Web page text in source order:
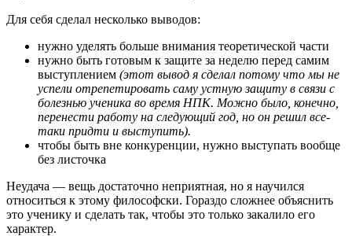
Для себя сделал несколько выводов:
нужно уделять больше внимания теоретической части
нужно быть готовым к защите за неделю перед самим
выступлением (этот вывод я сделал потому что мы не
успели отрепетировать саму устную защиту в связи с
болезнью ученика во время НПК. Можно было, конечно,
перенести работу на следующий год, но он решил все-
таки придти и выступить).
чтобы быть вне конкуренции, нужно выступать вообще
без листочка
Неудача — вещь достаточно неприятная, но я научился
относиться к этому философски. Гораздо сложнее объяснить
это ученику и сделать так, чтобы это только закалило его
характер.